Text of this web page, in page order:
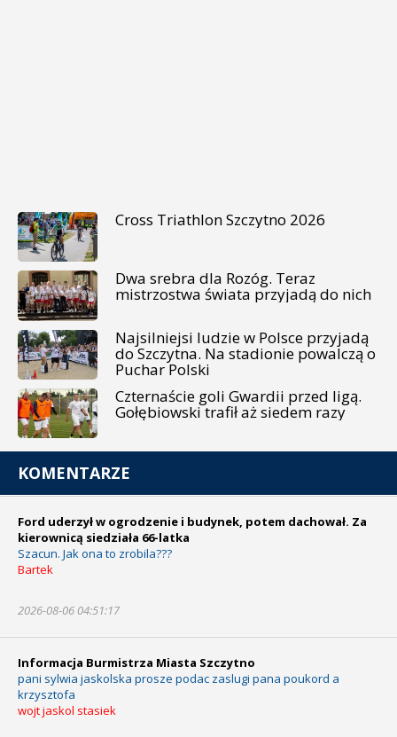
Cross Triathlon Szczytno 2026
Dwa srebra dla Rozóg. Teraz
mistrzostwa świata przyjadą do nich
Najsilniejsi ludzie w Polsce przyjadą
do Szczytna. Na stadionie powalczą o
Puchar Polski
Czternaście goli Gwardii przed ligą.
Gołębiowski trafił aż siedem razy
KOMENTARZE
Ford uderzył w ogrodzenie i budynek, potem dachował. Za
kierownicą siedziała 66-latka
Szacun. Jak ona to zrobila???
Bartek
2026-08-06 04:51:17
Informacja Burmistrza Miasta Szczytno
pani sylwia jaskolska prosze podac zaslugi pana poukord a
krzysztofa
wojt jaskol stasiek